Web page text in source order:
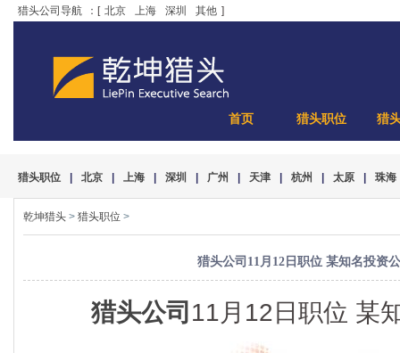
猎头公司导航 ：[ 北京 上海 深圳 其他 ]
首页 猎头职位 猎
猎头职位 北京 上海 深圳 广州 天津 杭州 太原 珠海
乾坤猎头 > 猎头职位 >
猎头公司11月12日职位 某知名投资
猎头公司 11月12日职位 某